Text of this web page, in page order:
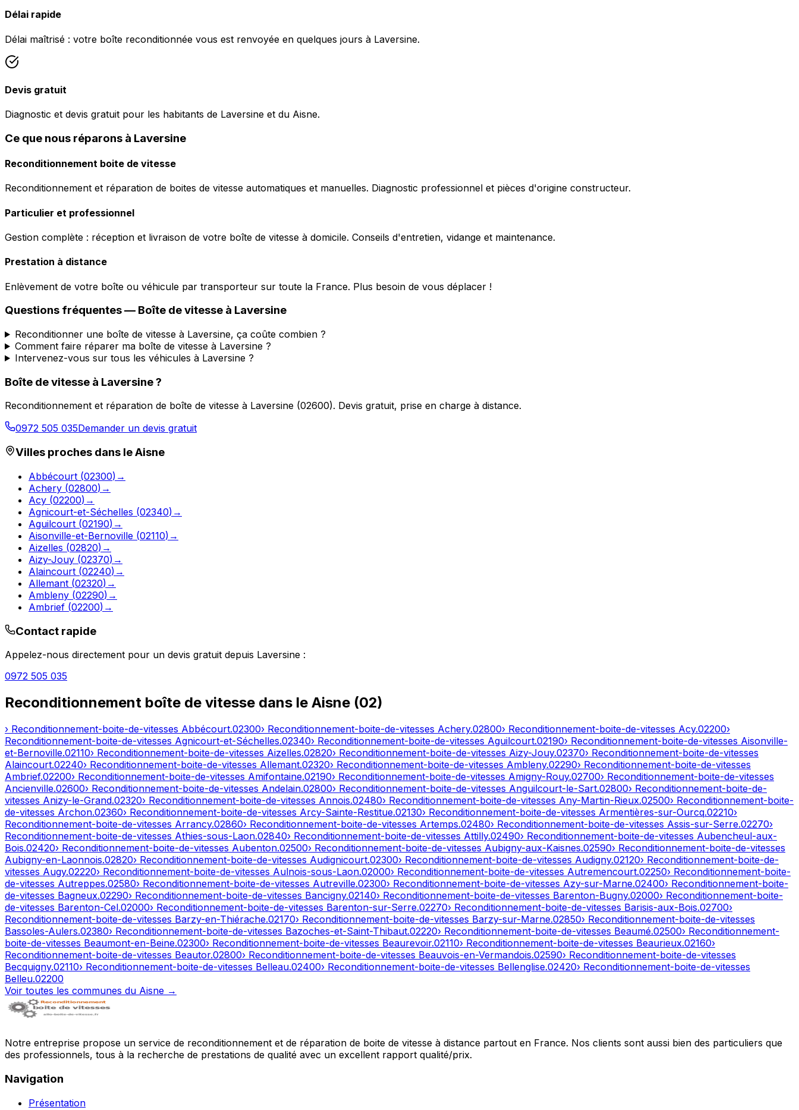
Délai rapide
Délai maîtrisé : votre boîte reconditionnée vous est renvoyée en quelques jours à Laversine.
Devis gratuit
Diagnostic et devis gratuit pour les habitants de Laversine et du Aisne.
Ce que nous réparons à Laversine
Reconditionnement boite de vitesse
Reconditionnement et réparation de boites de vitesse automatiques et manuelles. Diagnostic professionnel et pièces d'origine constructeur.
Particulier et professionnel
Gestion complète : réception et livraison de votre boîte de vitesse à domicile. Conseils d'entretien, vidange et maintenance.
Prestation à distance
Enlèvement de votre boîte ou véhicule par transporteur sur toute la France. Plus besoin de vous déplacer !
Questions fréquentes — Boîte de vitesse à Laversine
Reconditionner une boîte de vitesse à Laversine, ça coûte combien ?
Comment faire réparer ma boîte de vitesse à Laversine ?
Intervenez-vous sur tous les véhicules à Laversine ?
Boîte de vitesse à Laversine?
Reconditionnement et réparation de boîte de vitesse à Laversine (02600). Devis gratuit, prise en charge à distance.
0972 505 035Demander un devis gratuit
Villes proches dans leAisne
Abbécourt (02300) →
Achery (02800) →
Acy (02200) →
Agnicourt-et-Séchelles (02340) →
Aguilcourt (02190) →
Aisonville-et-Bernoville (02110) →
Aizelles (02820) →
Aizy-Jouy (02370) →
Alaincourt (02240) →
Allemant (02320) →
Ambleny (02290) →
Ambrief (02200) →
Contact rapide
Appelez-nous directement pour un devis gratuit depuis Laversine :
0972 505 035
Reconditionnement boîte de vitesse dans le Aisne (02)
› Reconditionnement-boite-de-vitesses Abbécourt.02300› Reconditionnement-boite-de-vitesses Achery.02800› Reconditionnement-boite-de-vitesses Acy.02200›
Reconditionnement-boite-de-vitesses Agnicourt-et-Séchelles.02340› Reconditionnement-boite-de-vitesses Aguilcourt.02190› Reconditionnement-boite-de-vitesses Aisonville-
et-Bernoville.02110› Reconditionnement-boite-de-vitesses Aizelles.02820› Reconditionnement-boite-de-vitesses Aizy-Jouy.02370› Reconditionnement-boite-de-vitesses
Alaincourt.02240› Reconditionnement-boite-de-vitesses Allemant.02320› Reconditionnement-boite-de-vitesses Ambleny.02290› Reconditionnement-boite-de-vitesses
Ambrief.02200› Reconditionnement-boite-de-vitesses Amifontaine.02190› Reconditionnement-boite-de-vitesses Amigny-Rouy.02700› Reconditionnement-boite-de-vitesses
Ancienville.02600› Reconditionnement-boite-de-vitesses Andelain.02800› Reconditionnement-boite-de-vitesses Anguilcourt-le-Sart.02800› Reconditionnement-boite-de-
vitesses Anizy-le-Grand.02320› Reconditionnement-boite-de-vitesses Annois.02480› Reconditionnement-boite-de-vitesses Any-Martin-Rieux.02500› Reconditionnement-boite-
de-vitesses Archon.02360› Reconditionnement-boite-de-vitesses Arcy-Sainte-Restitue.02130› Reconditionnement-boite-de-vitesses Armentières-sur-Ourcq.02210›
Reconditionnement-boite-de-vitesses Arrancy.02860› Reconditionnement-boite-de-vitesses Artemps.02480› Reconditionnement-boite-de-vitesses Assis-sur-Serre.02270›
Reconditionnement-boite-de-vitesses Athies-sous-Laon.02840› Reconditionnement-boite-de-vitesses Attilly.02490› Reconditionnement-boite-de-vitesses Aubencheul-aux-
Bois.02420› Reconditionnement-boite-de-vitesses Aubenton.02500› Reconditionnement-boite-de-vitesses Aubigny-aux-Kaisnes.02590› Reconditionnement-boite-de-vitesses
Aubigny-en-Laonnois.02820› Reconditionnement-boite-de-vitesses Audignicourt.02300› Reconditionnement-boite-de-vitesses Audigny.02120› Reconditionnement-boite-de-
vitesses Augy.02220› Reconditionnement-boite-de-vitesses Aulnois-sous-Laon.02000› Reconditionnement-boite-de-vitesses Autremencourt.02250› Reconditionnement-boite-
de-vitesses Autreppes.02580› Reconditionnement-boite-de-vitesses Autreville.02300› Reconditionnement-boite-de-vitesses Azy-sur-Marne.02400› Reconditionnement-boite-
de-vitesses Bagneux.02290› Reconditionnement-boite-de-vitesses Bancigny.02140› Reconditionnement-boite-de-vitesses Barenton-Bugny.02000› Reconditionnement-boite-
de-vitesses Barenton-Cel.02000› Reconditionnement-boite-de-vitesses Barenton-sur-Serre.02270› Reconditionnement-boite-de-vitesses Barisis-aux-Bois.02700›
Reconditionnement-boite-de-vitesses Barzy-en-Thiérache.02170› Reconditionnement-boite-de-vitesses Barzy-sur-Marne.02850› Reconditionnement-boite-de-vitesses
Bassoles-Aulers.02380› Reconditionnement-boite-de-vitesses Bazoches-et-Saint-Thibaut.02220› Reconditionnement-boite-de-vitesses Beaumé.02500› Reconditionnement-
boite-de-vitesses Beaumont-en-Beine.02300› Reconditionnement-boite-de-vitesses Beaurevoir.02110› Reconditionnement-boite-de-vitesses Beaurieux.02160›
Reconditionnement-boite-de-vitesses Beautor.02800› Reconditionnement-boite-de-vitesses Beauvois-en-Vermandois.02590› Reconditionnement-boite-de-vitesses
Becquigny.02110› Reconditionnement-boite-de-vitesses Belleau.02400› Reconditionnement-boite-de-vitesses Bellenglise.02420› Reconditionnement-boite-de-vitesses
Belleu.02200
Voir toutes les communes du Aisne →
Notre entreprise propose un service de reconditionnement et de réparation de boite de vitesse à distance partout en France. Nos clients sont aussi bien des particuliers que
des professionnels, tous à la recherche de prestations de qualité avec un excellent rapport qualité/prix.
Navigation
Présentation